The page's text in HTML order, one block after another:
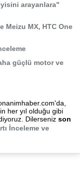
arayanlara"
Meizu MX, HTC One
güçlü motor ve
her yıl olduğu gibi
Dilerseniz son
İnceleme ve